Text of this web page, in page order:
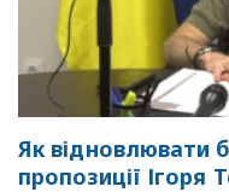
Як відновлювати
пропозиції Ігоря